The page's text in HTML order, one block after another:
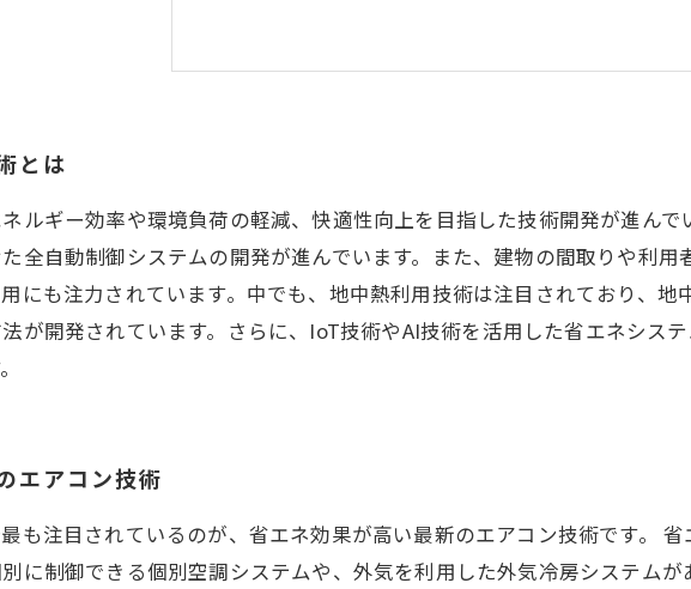
とは
ルギー効率や環境負荷の軽減、快適性向上を目指した技術開発が進ん
全自動制御システムの開発が進んでいます。また、建物の間取りや利
にも注力されています。中でも、地中熱利用技術は注目されており、
が開発されています。さらに、IoT技術やAI技術を活用した省エネシス
エアコン技術
も注目されているのが、省エネ効果が高い最新のエアコン技術です。
に制御できる個別空調システムや、外気を利用した外気冷房システム